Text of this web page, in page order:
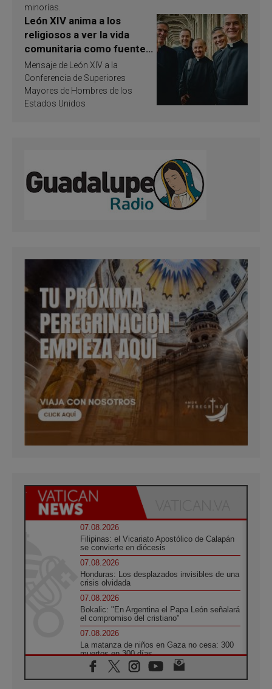
minorías.
León XIV anima a los
religiosos a ver la vida
comunitaria como fuente
de inspiración y
santificación
Mensaje de León XIV a la
Conferencia de Superiores
Mayores de Hombres de los
Estados Unidos
07.08.2026
Filipinas: el Vicariato Apostólico de Calapán
se convierte en diócesis
07.08.2026
Honduras: Los desplazados invisibles de una
crisis olvidada
07.08.2026
Bokalic: "En Argentina el Papa León señalará
el compromiso del cristiano"
07.08.2026
La matanza de niños en Gaza no cesa: 300
muertos en 300 días
07.08.2026
Tagle: La guerra desfigura el mundo, solo la